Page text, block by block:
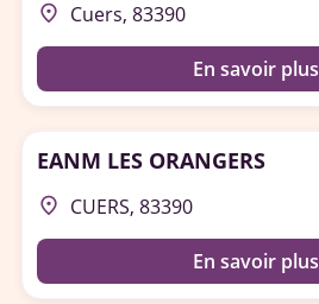
place Cuers, 83390
En savoir plus
EANM LES ORANGERS
place CUERS, 83390
En savoir plus